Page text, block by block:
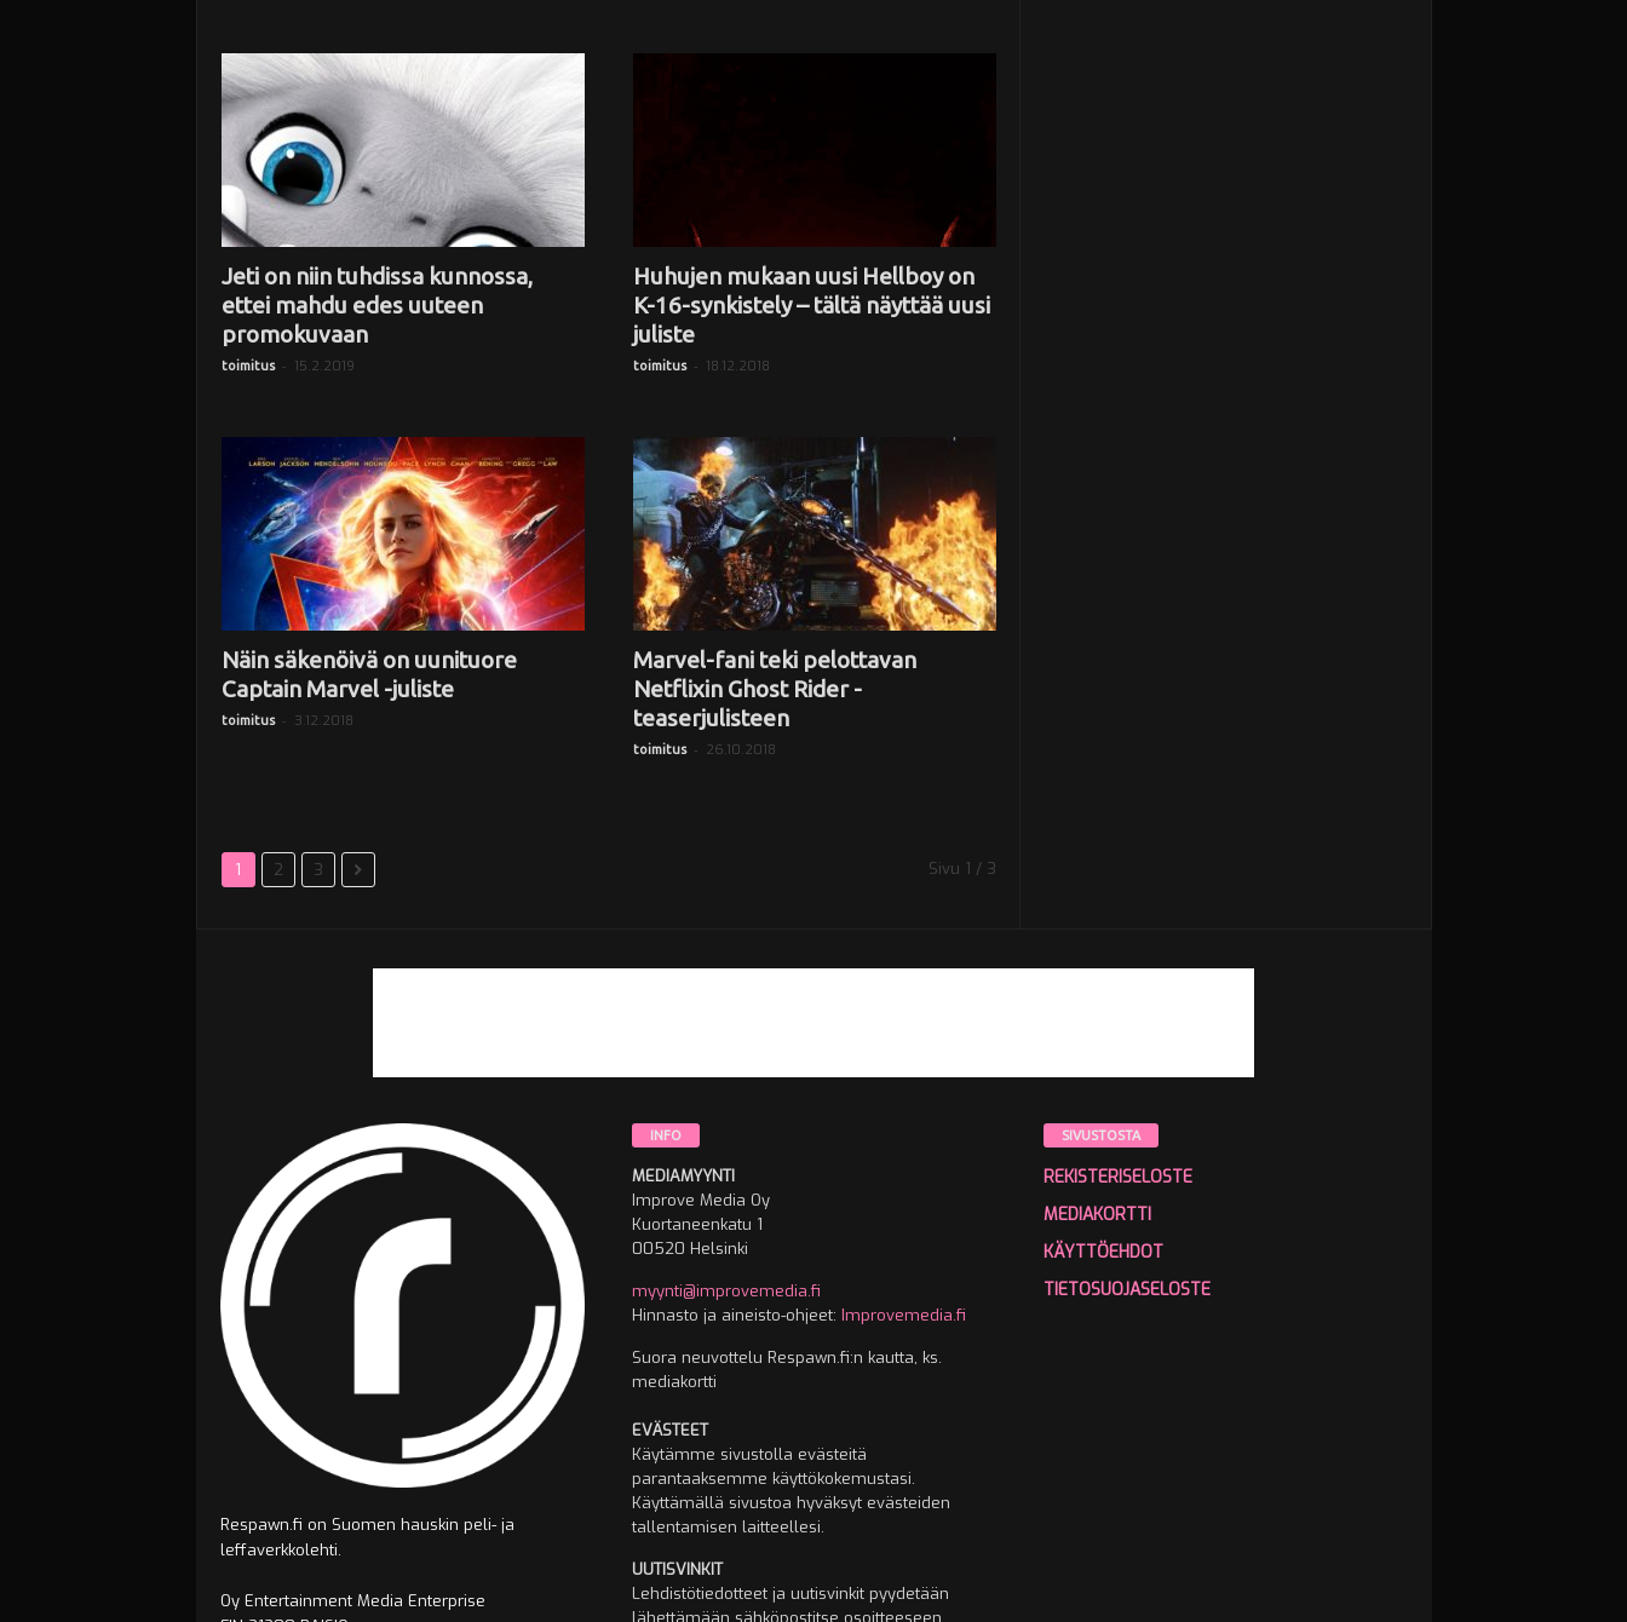
Jeti on niin tuhdissa kunnossa,
ettei mahdu edes uuteen
promokuvaan
toimitus - 15.2.2019
Huhujen mukaan uusi Hellboy on
K-16-synkistely – tältä näyttää uusi
juliste
toimitus - 18.12.2018
Näin säkenöivä on uunituore
Captain Marvel -juliste
toimitus - 3.12.2018
Marvel-fani teki pelottavan
Netflixin Ghost Rider -
teaserjulisteen
toimitus - 26.10.2018
1 2 3 Sivu 1 / 3
Respawn.fi on Suomen hauskin peli- ja
leffaverkkolehti.
Oy Entertainment Media Enterprise
INFO
MEDIAMYYNTI
Improve Media Oy
Kuortaneenkatu 1
00520 Helsinki
myynti@improvemedia.fi
Hinnasto ja aineisto-ohjeet: Improvemedia.fi
Suora neuvottelu Respawn.fi:n kautta, ks.
mediakortti
EVÄSTEET
Käytämme sivustolla evästeitä
parantaaksemme käyttökokemustasi.
Käyttämällä sivustoa hyväksyt evästeiden
tallentamisen laitteellesi.
UUTISVINKIT
Lehdistötiedotteet ja uutisvinkit pyydetään
lähettämään sähköpostitse osoitteeseen
SIVUSTOSTA
REKISTERISELOSTE
MEDIAKORTTI
KÄYTTÖEHDOT
TIETOSUOJASELOSTE